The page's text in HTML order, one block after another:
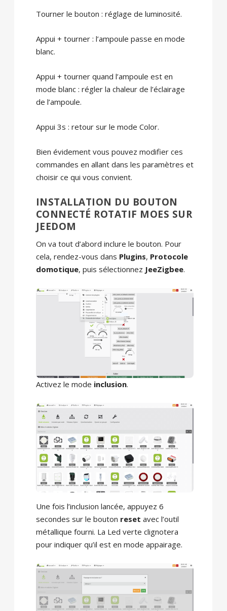
Tourner le bouton : réglage de luminosité.
Appui + tourner : l’ampoule passe en mode
blanc.
Appui + tourner quand l’ampoule est en
mode blanc : régler la chaleur de l’éclairage
de l’ampoule.
Appui 3s : retour sur le mode Color.
Bien évidement vous pouvez modifier ces
commandes en allant dans les paramètres et
choisir ce qui vous convient.
INSTALLATION DU BOUTON
CONNECTÉ ROTATIF MOES SUR
JEEDOM
On va tout d’abord inclure le bouton. Pour
cela, rendez-vous dans Plugins, Protocole
domotique, puis sélectionnez JeeZigbee.
Activez le mode inclusion.
Une fois l’inclusion lancée, appuyez 6
secondes sur le bouton reset avec l’outil
métallique fourni. La Led verte clignotera
pour indiquer qu’il est en mode appairage.